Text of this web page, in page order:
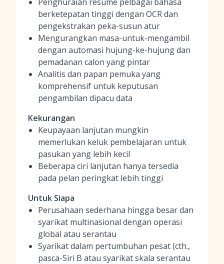
berketepatan tinggi dengan OCR dan
pengekstrakan peka-susun atur
Mengurangkan masa-untuk-mengambil
dengan automasi hujung-ke-hujung dan
pemadanan calon yang pintar
Analitis dan papan pemuka yang
komprehensif untuk keputusan
pengambilan dipacu data
Kekurangan
Keupayaan lanjutan mungkin
memerlukan keluk pembelajaran untuk
pasukan yang lebih kecil
Beberapa ciri lanjutan hanya tersedia
pada pelan peringkat lebih tinggi
Untuk Siapa
Perusahaan sederhana hingga besar dan
syarikat multinasional dengan operasi
global atau serantau
Syarikat dalam pertumbuhan pesat (cth.,
pasca-Siri B atau syarikat skala serantau